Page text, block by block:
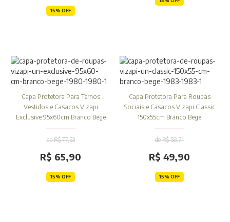
15% OFF
Capa Protetora Para Ternos
Vestidos e Casacos Vizapi
Exclusive 95x60cm Branco Bege
de R$ 77,53
R$ 65,90
15% OFF
Capa Protetora Para Roupas
Sociais e Casacos Vizapi Classic
150x55cm Branco Bege
de R$ 58,71
R$ 49,90
15% OFF